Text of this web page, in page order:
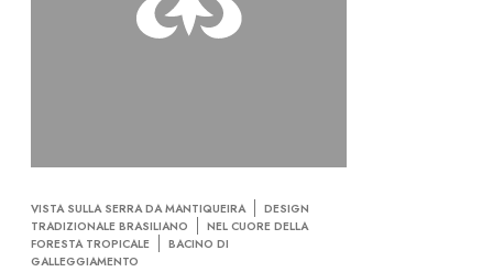
VISTA SULLA SERRA DA MANTIQUEIRA
DESIGN
TRADIZIONALE BRASILIANO
NEL CUORE DELLA
FORESTA TROPICALE
BACINO DI
GALLEGGIAMENTO